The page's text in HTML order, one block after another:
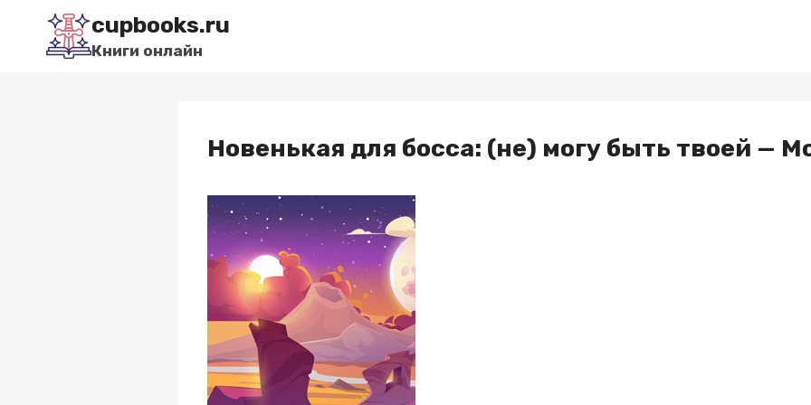
Перейти
содержимому
cupbooks.ru
Книги онлайн
Новенькая для босса: (не) могу быть твоей —